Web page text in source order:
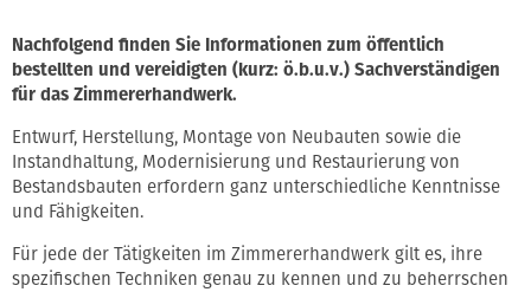
Nachfolgend finden Sie Informationen zum öffentlich
bestellten und vereidigten (kurz: ö.b.u.v.) Sachverständigen
für das Zimmererhandwerk.
Entwurf, Herstellung, Montage von Neubauten sowie die
Instandhaltung, Modernisierung und Restaurierung von
Bestandsbauten erfordern ganz unterschiedliche Kenntnisse
und Fähigkeiten.
Für jede der Tätigkeiten im Zimmererhandwerk gilt es, ihre
spezifischen Techniken genau zu kennen und zu beherrschen